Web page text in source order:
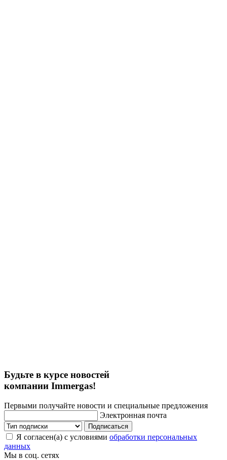
Будьте в курсе новостей
компании Immergas!
Первыми получайте новости и специальные предложения
Электронная почта
Подписаться
Я согласен(а) с условиями обработки персональных
данных
Мы в соц. сетях